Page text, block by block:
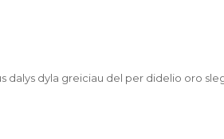
dalys dyla greiciau del per didelio oro